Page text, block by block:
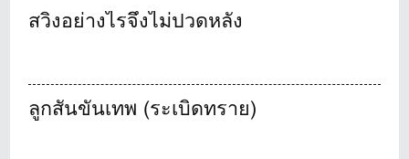
สวิงอย่างไรจึงไม่ปวดหลัง
ลูกสั้นขั้นเทพ (ระเบิดทราย)